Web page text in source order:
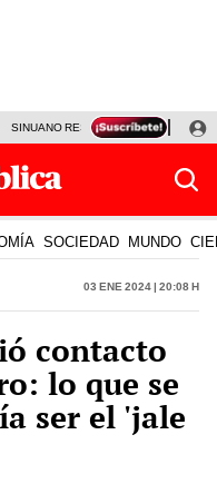
SINUANO RESULTADOS HOY
SOCIEDAD MUNDO
03 Ene 2024 | 20:08 h
contacto
lo que se
ser el 'jale